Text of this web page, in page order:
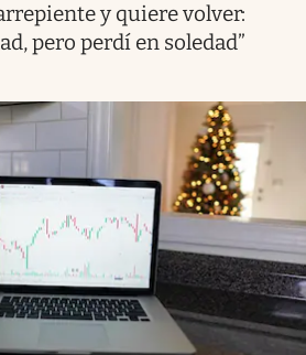
y quiere volver:
pero perdí en soledad”